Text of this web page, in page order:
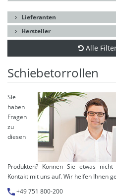
Lieferanten
Hersteller
Alle
Schiebetorrollen
Sie
haben
Fragen
zu
diesen
Produkten? Können Sie etwas
Kontakt mit uns auf. Wir helfen Ihnen
+49 751 800-200